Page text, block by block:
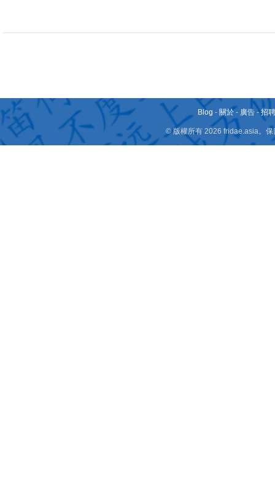
Blog - 關於 - 廣告 -招
© 版權所有 2026 fridae.asia。